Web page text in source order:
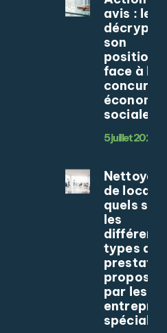
avis : le
son
face à la
économie
sociale
5 juillet 2026
de
quels
les
différents
types de
par les